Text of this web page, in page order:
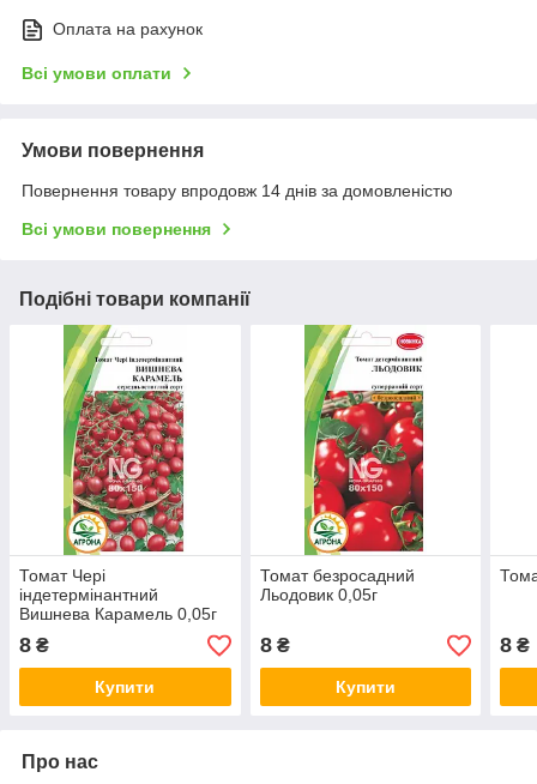
Оплата на рахунок
Всі умови оплати
Умови повернення
Повернення товару впродовж 14 днів за домовленістю
Всі умови повернення
Подібні товари компанії
Томат Чері
індетермінантний
Вишнева Карамель 0,05г
8 ₴
Купити
Томат безросадний
Льодовик 0,05г
8₴
Купити
8 ₴
Про нас